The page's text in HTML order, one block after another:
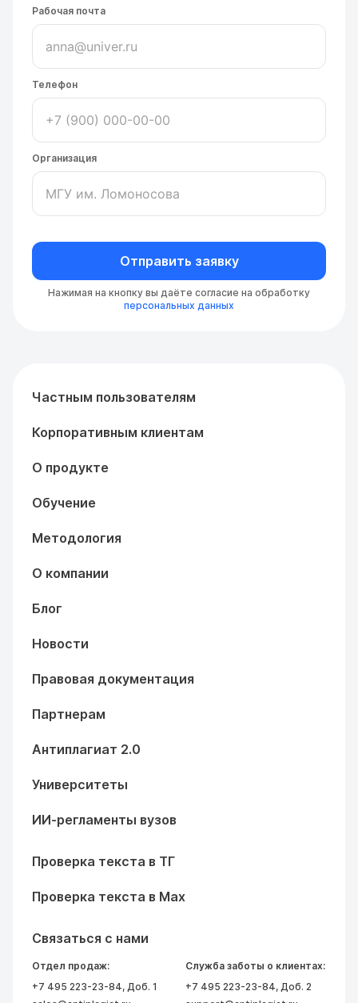
Рабочая почта
Телефон
Организация
Отправить заявку
Нажимая на кнопку вы даёте согласие на обработку
персональных данных
Частным пользователям
Корпоративным клиентам
О продукте
Обучение
Методология
О компании
Блог
Новости
Правовая документация
Партнерам
Антиплагиат 2.0
Университеты
ИИ-регламенты вузов
Проверка текста в ТГ
Проверка текста в Max
Связаться с нами
Отдел продаж:
+7 495 223-23-84, Доб. 1
Служба заботы о клиентах:
+7 495 223-23-84, Доб. 2